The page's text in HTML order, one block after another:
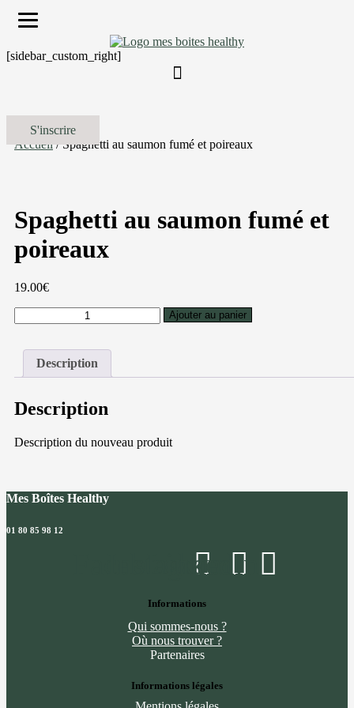
[sidebar_custom_right]
S'inscrire
Accueil/ Spaghetti au saumon fumé et poireaux
Spaghetti au saumon fumé et
poireaux
19.00€
de
saumon
et
poireaux
Ajouter au panier
Description
Description
Description du nouveau produit
Mes Boîtes Healthy
01 80 85 98 12
Instagram
Linkedin
Informations
Qui sommes-nous ?
Où nous trouver ?
Partenaires
Informations légales